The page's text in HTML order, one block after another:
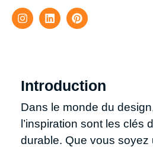
Introduction
Dans le monde du
l’inspiration sont les clés
durable. Que vous soyez